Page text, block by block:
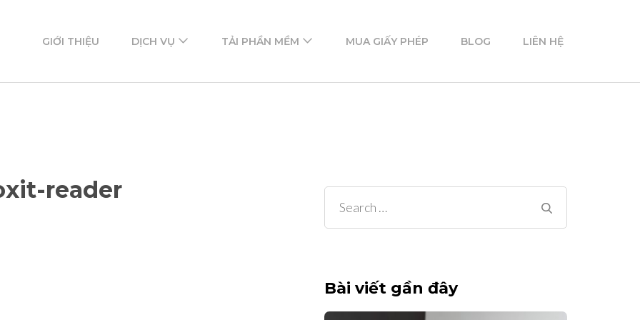
GIỚI THIỆU DỊCH VỤ TẢI PHẦN MỀM MUA GIẤY PHÉP BLOG LIÊN HỆ
reader
Search
for:
Bài viết gần đây